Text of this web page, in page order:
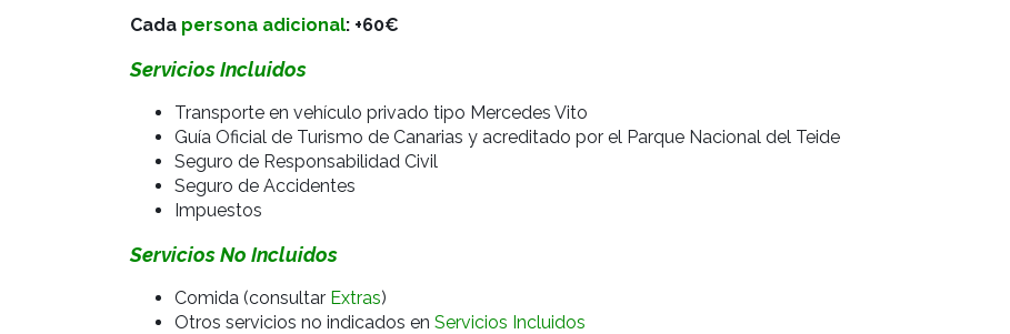
Cada persona adicional: +60€
Servicios Incluidos
Transporte en vehículo privado tipo Mercedes Vito
Guía Oficial de Turismo de Canarias y acreditado por el Parque Nacional del Teide
Seguro de Responsabilidad Civil
Seguro de Accidentes
Impuestos
Servicios No Incluidos
Comida (consultar Extras)
Otros servicios no indicados en Servicios Incluidos